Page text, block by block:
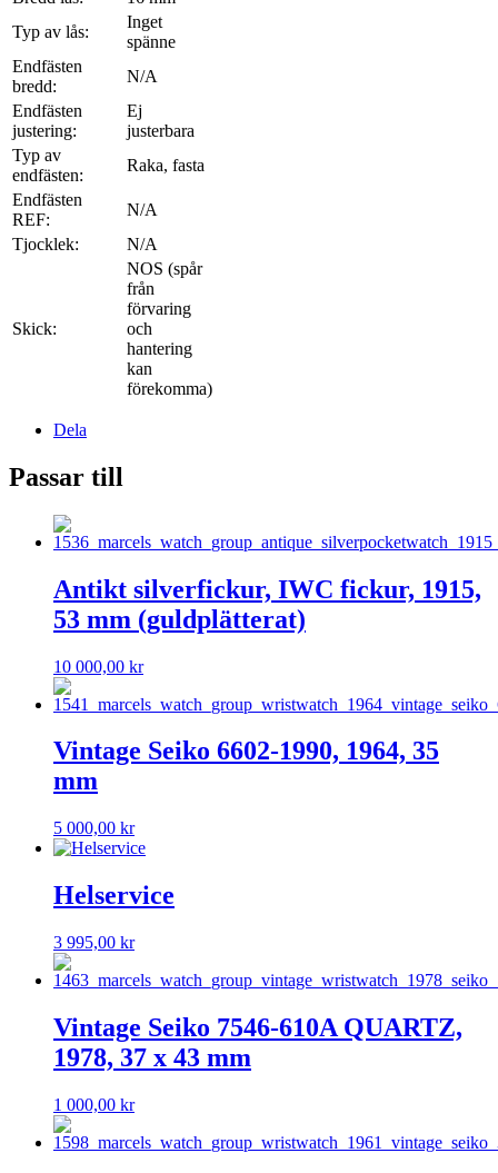
Typ av lås:
Inget
spänne
Endfästen
bredd:
N/A
Endfästen
justering:
Ej
justerbara
Typ av
endfästen:
Raka, fasta
Endfästen
REF:
N/A
Tjocklek:
N/A
Skick:
NOS (spår
från
förvaring
och
hantering
kan
förekomma)
Dela
Passar till
Antikt silverfickur, IWC fickur, 1915,
53 mm (guldplätterat)
10 000,00 kr
Vintage Seiko 6602-1990, 1964, 35
mm
5 000,00 kr
Helservice
3 995,00 kr
Vintage Seiko 7546-610A QUARTZ,
1978, 37 x 43 mm
1 000,00 kr